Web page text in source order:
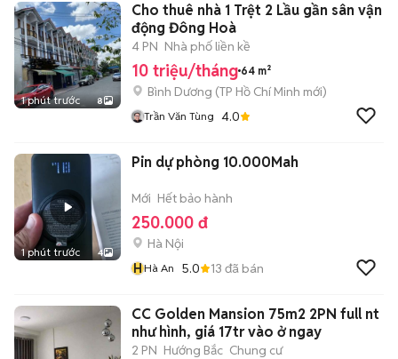
1 phút trước 8
Cho thuê nhà 1 Trệt 2 Lầu gần sân vận
động Đông Hoà
4 PN Nhà phố liền kề
10 triệu/tháng 64 m²
Bình Dương (TP Hồ Chí Minh mới)
Trần Văn Tùng 4.0
1 phút trước 4
Pin dự phòng 10.000Mah
Mới Hết bảo hành
250.000 đ
Hà Nội
HHà An 5.0 13 đã bán
CC Golden Mansion 75m2 2PN full nt
như hình, giá 17tr vào ở ngay
2 PN Hướng Bắc Chung cư